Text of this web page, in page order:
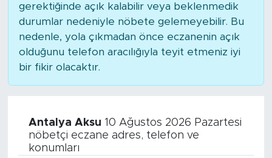
gerektiğinde açık kalabilir veya beklenmedik
durumlar nedeniyle nöbete gelemeyebilir. Bu
nedenle, yola çıkmadan önce eczanenin açık
olduğunu telefon aracılığıyla teyit etmeniz iyi
bir fikir olacaktır.
Antalya Aksu 10 Ağustos 2026 Pazartesi
nöbetçi eczane adres, telefon ve
konumları